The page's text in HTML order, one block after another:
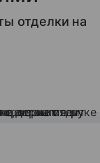
отделки на